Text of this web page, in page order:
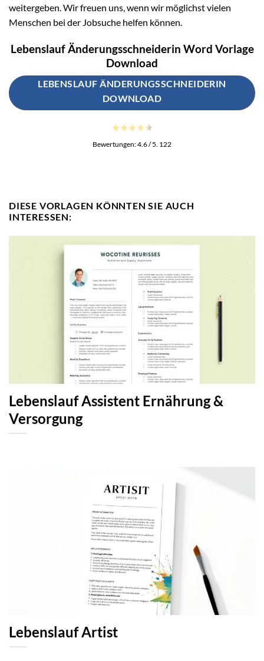
weitergeben. Wir freuen uns, wenn wir möglichst vielen
Menschen bei der Jobsuche helfen können.
Lebenslauf Änderungsschneiderin Word Vorlage
Download
LEBENSLAUF ÄNDERUNGSSCHNEIDERIN
DOWNLOAD
Bewertungen:4.6/ 5. 122
DIESE VORLAGEN KÖNNTEN SIE AUCH
INTERESSEN:
Lebenslauf Assistent Ernährung &
Versorgung
Lebenslauf Artist